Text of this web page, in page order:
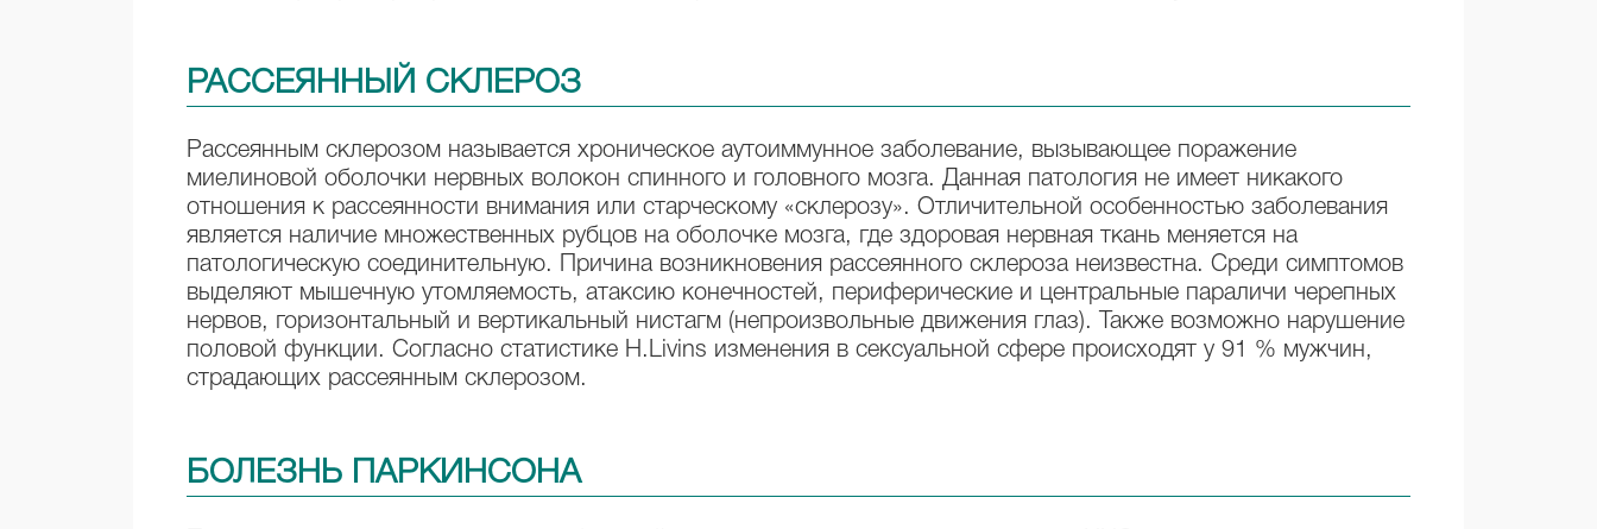
РАССЕЯННЫЙ СКЛЕРОЗ
Рассеянным склерозом называется хроническое аутоиммунное заболевание, вызывающее поражение
миелиновой оболочки нервных волокон спинного и головного мозга. Данная патология не имеет никакого
отношения к рассеянности внимания или старческому «склерозу». Отличительной особенностью заболевания
является наличие множественных рубцов на оболочке мозга, где здоровая нервная ткань меняется на
патологическую соединительную. Причина возникновения рассеянного склероза неизвестна. Среди симптомов
выделяют мышечную утомляемость, атаксию конечностей, периферические и центральные параличи черепных
нервов, горизонтальный и вертикальный нистагм (непроизвольные движения глаз). Также возможно нарушение
половой функции. Согласно статистике H.Livins изменения в сексуальной сфере происходят у 91 % мужчин,
страдающих рассеянным склерозом.
БОЛЕЗНЬ ПАРКИНСОНА